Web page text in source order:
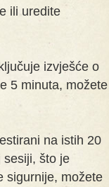
ili uredite
izvješće o
5 minuta, možete
na istih 20
sesiji, što je
sigurnije, možete